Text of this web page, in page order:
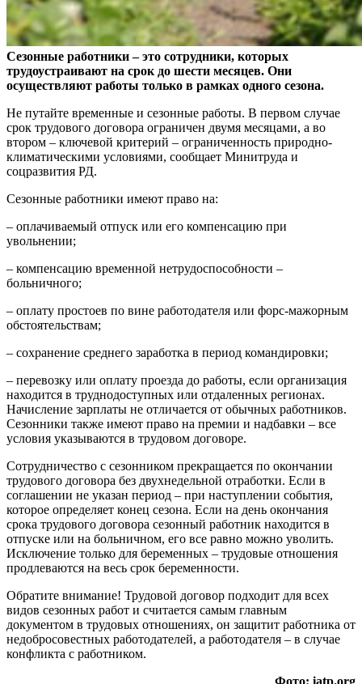
Сезонные работники – это сотрудники, которых
трудоустраивают на срок до шести месяцев. Они
осуществляют работы только в рамках одного сезона.
Не путайте временные и сезонные работы. В первом случае
срок трудового договора ограничен двумя месяцами, а во
втором – ключевой критерий – ограниченность природно-
климатическими условиями, сообщает Минитруда и
соцразвития РД.
Сезонные работники имеют право на:
– оплачиваемый отпуск или его компенсацию при
увольнении;
– компенсацию временной нетрудоспособности –
больничного;
– оплату простоев по вине работодателя или форс-мажорным
обстоятельствам;
– сохранение среднего заработка в период командировки;
– перевозку или оплату проезда до работы, если организация
находится в труднодоступных или отдаленных регионах.
Начисление зарплаты не отличается от обычных работников.
Сезонники также имеют право на премии и надбавки – все
условия указываются в трудовом договоре.
Сотрудничество с сезонником прекращается по окончании
трудового договора без двухнедельной отработки. Если в
соглашении не указан период – при наступлении события,
которое определяет конец сезона. Если на день окончания
срока трудового договора сезонный работник находится в
отпуске или на больничном, его все равно можно уволить.
Исключение только для беременных – трудовые отношения
продлеваются на весь срок беременности.
Обратите внимание! Трудовой договор подходит для всех
видов сезонных работ и считается самым главным
документом в трудовых отношениях, он защитит работника от
недобросовестных работодателей, а работодателя – в случае
конфликта с работником.
Фото: iatp.org